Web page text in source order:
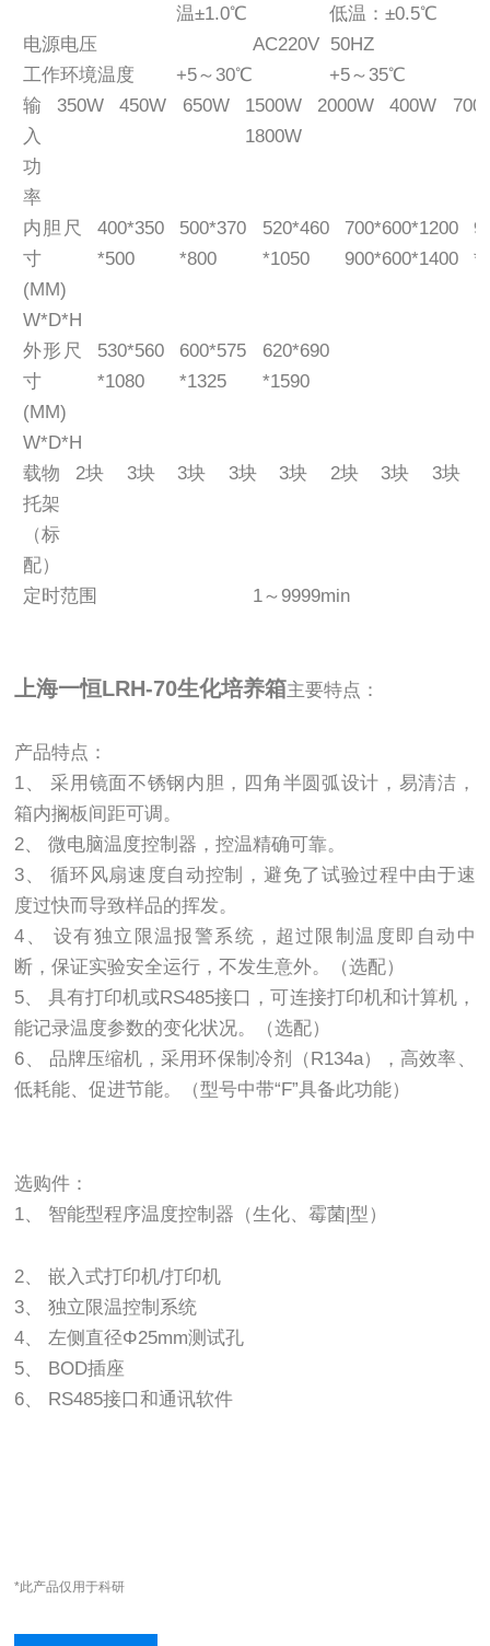
温±1.0℃
低温：±0.5℃
电源电压
AC220V 50HZ
工作环境温度
+5～30℃
+5～35℃
输
入
功
率
350W 450W 650W
1500W
1800W
2000W 400W
内胆尺
寸
(MM)
W*D*H
400*350
*500
500*370
*800
520*460
*1050
700*600*1200
900*600*1400
外形尺
寸
(MM)
W*D*H
530*560
*1080
600*575
*1325
620*690
*1590
载物
托架
（标
配）
2块 3块 3块 3块 3块 2块 3块 3块
定时范围 1～9999min
上海一恒LRH-70生化培养箱主要特点：
产品特点：
1、 采用镜面不锈钢内胆，四角半圆弧设计，易清洁，
箱内搁板间距可调。
2、 微电脑温度控制器，控温精确可靠。
3、 循环风扇速度自动控制，避免了试验过程中由于速
度过快而导致样品的挥发。
4、 设有独立限温报警系统，超过限制温度即自动中
断，保证实验安全运行，不发生意外。（选配）
5、 具有打印机或RS485接口，可连接打印机和计算机，
能记录温度参数的变化状况。（选配）
6、 品牌压缩机，采用环保制冷剂（R134a），高效率、
低耗能、促进节能。（型号中带“F”具备此功能）
选购件：
1、 智能型程序温度控制器（生化、霉菌|型）
2、 嵌入式打印机/打印机
3、 独立限温控制系统
4、 左侧直径Φ25mm测试孔
5、 BOD插座
6、 RS485接口和通讯软件
*此产品仅用于科研